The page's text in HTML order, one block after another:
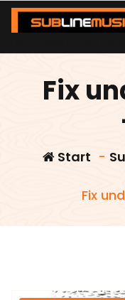
Zum
Inhalt
Fix
Start -
Fix